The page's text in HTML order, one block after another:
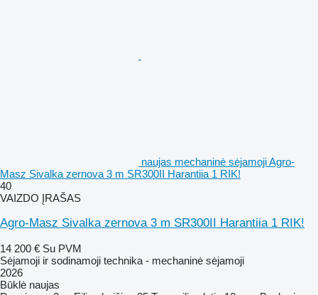
naujas mechaninė sėjamoji Agro-
Masz Sivalka zernova 3 m SR300II Harantiia 1 RIK!
40
VAIZDO ĮRAŠAS
Agro-Masz Sivalka zernova 3 m SR300II Harantiia 1 RIK!
14 200 € Su PVM
Sėjamoji ir sodinamoji technika - mechaninė sėjamoji
2026
Būklė naujas